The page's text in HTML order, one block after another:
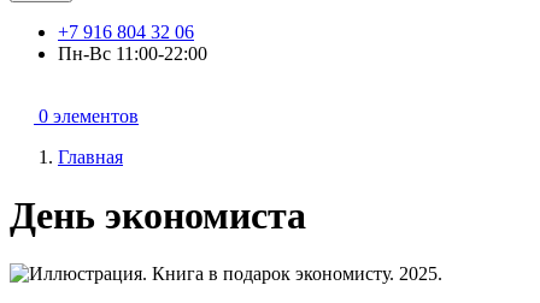
+7 916 804 32 06
Пн-Вс 11:00-22:00
0 элементов
Главная
День экономиста